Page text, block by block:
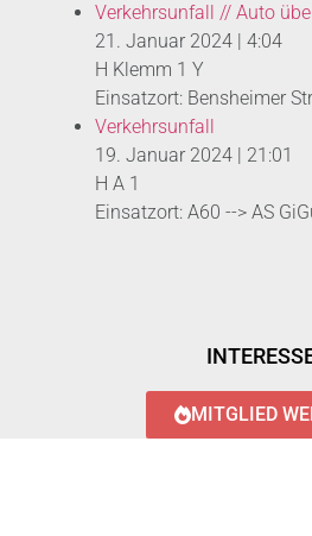
Verkehrsunfall // Auto
21. Januar 2024
4:04
H Klemm 1 Y
Einsatzort: Bensheimer
Verkehrsunfall
19. Januar 2024
21:01
H A 1
Einsatzort: A60 --> AS
MITGLIED